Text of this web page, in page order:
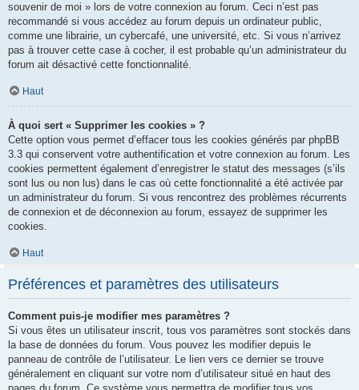
souvenir de moi » lors de votre connexion au forum. Ceci n’est pas
recommandé si vous accédez au forum depuis un ordinateur public,
comme une librairie, un cybercafé, une université, etc. Si vous n’arrivez
pas à trouver cette case à cocher, il est probable qu’un administrateur du
forum ait désactivé cette fonctionnalité.
Haut
À quoi sert « Supprimer les cookies » ?
Cette option vous permet d’effacer tous les cookies générés par phpBB
3.3 qui conservent votre authentification et votre connexion au forum. Les
cookies permettent également d’enregistrer le statut des messages (s’ils
sont lus ou non lus) dans le cas où cette fonctionnalité a été activée par
un administrateur du forum. Si vous rencontrez des problèmes récurrents
de connexion et de déconnexion au forum, essayez de supprimer les
cookies.
Haut
Préférences et paramètres des utilisateurs
Comment puis-je modifier mes paramètres ?
Si vous êtes un utilisateur inscrit, tous vos paramètres sont stockés dans
la base de données du forum. Vous pouvez les modifier depuis le
panneau de contrôle de l’utilisateur. Le lien vers ce dernier se trouve
généralement en cliquant sur votre nom d’utilisateur situé en haut des